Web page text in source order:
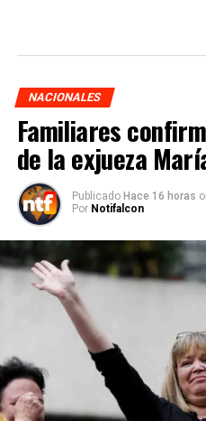
NACIONALES
Familiares
de la exjueza
Publicado Hace 16 horas
Por Notifalcon